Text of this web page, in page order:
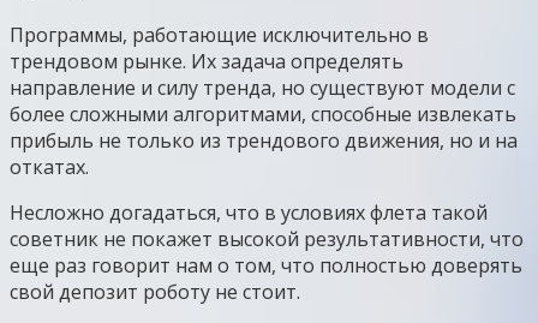
Программы, работающие исключительно в
трендовом рынке. Их задача определять
направление и силу тренда, но существуют модели с
более сложными алгоритмами, способные извлекать
прибыль не только из трендового движения, но и на
откатах.
Несложно догадаться, что в условиях флета такой
советник не покажет высокой результативности, что
еще раз говорит нам о том, что полностью доверять
свой депозит роботу не стоит.